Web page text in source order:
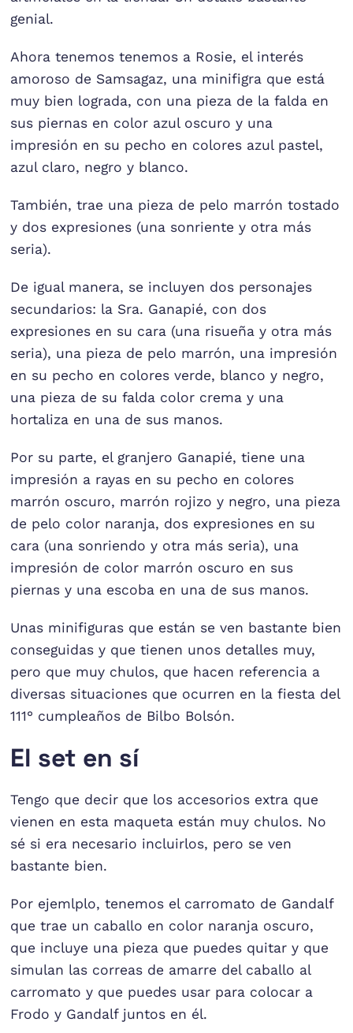
genial.
Ahora tenemos tenemos a Rosie, el interés
amoroso de Samsagaz, una minifigra que está
muy bien lograda, con una pieza de la falda en
sus piernas en color azul oscuro y una
impresión en su pecho en colores azul pastel,
azul claro, negro y blanco.
También, trae una pieza de pelo marrón tostado
y dos expresiones (una sonriente y otra más
seria).
De igual manera, se incluyen dos personajes
secundarios: la Sra. Ganapié, con dos
expresiones en su cara (una risueña y otra más
seria), una pieza de pelo marrón, una impresión
en su pecho en colores verde, blanco y negro,
una pieza de su falda color crema y una
hortaliza en una de sus manos.
Por su parte, el granjero Ganapié, tiene una
impresión a rayas en su pecho en colores
marrón oscuro, marrón rojizo y negro, una pieza
de pelo color naranja, dos expresiones en su
cara (una sonriendo y otra más seria), una
impresión de color marrón oscuro en sus
piernas y una escoba en una de sus manos.
Unas minifiguras que están se ven bastante bien
conseguidas y que tienen unos detalles muy,
pero que muy chulos, que hacen referencia a
diversas situaciones que ocurren en la fiesta del
111° cumpleaños de Bilbo Bolsón.
El set en sí
Tengo que decir que los accesorios extra que
vienen en esta maqueta están muy chulos. No
sé si era necesario incluirlos, pero se ven
bastante bien.
Por ejemlplo, tenemos el carromato de Gandalf
que trae un caballo en color naranja oscuro,
que incluye una pieza que puedes quitar y que
simulan las correas de amarre del caballo al
carromato y que puedes usar para colocar a
Frodo y Gandalf juntos en él.